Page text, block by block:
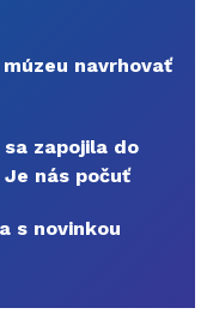
navrhovať
zapojila do
nás počuť
s novinkou